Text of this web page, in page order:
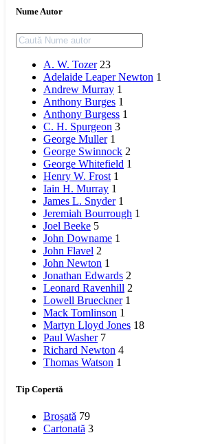
Nume Autor
A. W. Tozer 23
Adelaide Leaper Newton 1
Andrew Murray 1
Anthony Burges 1
Anthony Burgess 1
C. H. Spurgeon 3
George Muller 1
George Swinnock 2
George Whitefield 1
Henry W. Frost 1
Iain H. Murray 1
James L. Snyder 1
Jeremiah Bourrough 1
Joel Beeke 5
John Downame 1
John Flavel 2
John Newton 1
Jonathan Edwards 2
Leonard Ravenhill 2
Lowell Brueckner 1
Mack Tomlinson 1
Martyn Lloyd Jones 18
Paul Washer 7
Richard Newton 4
Thomas Watson 1
Tip Copertă
Broșată 79
Cartonată 3